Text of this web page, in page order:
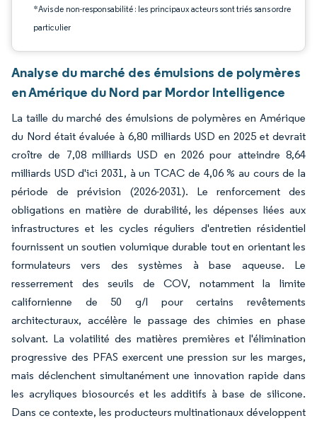
*Avis de non-responsabilité : les principaux acteurs sont triés sans ordre
particulier
Analyse du marché des émulsions de polymères
en Amérique du Nord par Mordor Intelligence
La taille du marché des émulsions de polymères en Amérique
du Nord était évaluée à 6,80 milliards USD en 2025 et devrait
croître de 7,08 milliards USD en 2026 pour atteindre 8,64
milliards USD d'ici 2031, à un TCAC de 4,06 % au cours de la
période de prévision (2026-2031). Le renforcement des
obligations en matière de durabilité, les dépenses liées aux
infrastructures et les cycles réguliers d'entretien résidentiel
fournissent un soutien volumique durable tout en orientant les
formulateurs vers des systèmes à base aqueuse. Le
resserrement des seuils de COV, notamment la limite
californienne de 50 g/l pour certains revêtements
architecturaux, accélère le passage des chimies en phase
solvant. La volatilité des matières premières et l'élimination
progressive des PFAS exercent une pression sur les marges,
mais déclenchent simultanément une innovation rapide dans
les acryliques biosourcés et les additifs à base de silicone.
Dans ce contexte, les producteurs multinationaux développent